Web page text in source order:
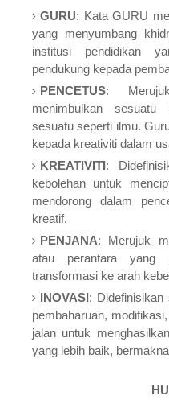
GURU: Kata GURU
yang menyumbang
institusi pendidikan
pendukung kepada
PENCETUS:
menimbulkan sesuatu
sesuatu seperti ilmu.
kepada kreativiti dalam
KREATIVITI:
kebolehan untuk
mendorong dalam
kreatif.
PENJANA: Merujuk
atau perantara yang
transformasi ke arah
INOVASI: Didefinisikan
pembaharuan,
jalan untuk
yang lebih baik,